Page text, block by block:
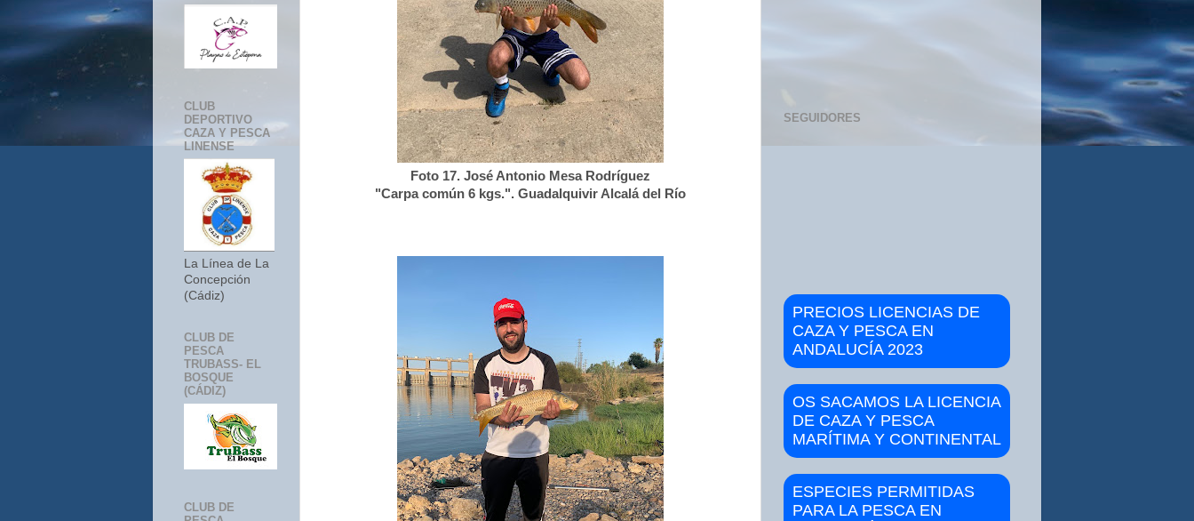
Foto 17. José Antonio Mesa Rodríguez
"Carpa común 6 kgs.". Guadalquivir Alcalá del Río
CLUB
DEPORTIVO
CAZA Y PESCA
LINENSE
La Línea de La
Concepción
(Cádiz)
CLUB DE
PESCA
TRUBASS- EL
BOSQUE
(CÁDIZ)
CLUB DE
SEGUIDORES
PRECIOS LICENCIAS DE
CAZA Y PESCA EN
ANDALUCÍA 2023
OS SACAMOS LA LICENCIA
DE CAZA Y PESCA
MARÍTIMA Y CONTINENTAL
ESPECIES PERMITIDAS
PARA LA PESCA EN